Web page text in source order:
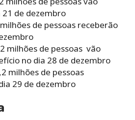
de dezembro
de pessoas receberão
milhões de pessoas vão
no dia 28 de dezembro
milhões de pessoas
29 de dezembro